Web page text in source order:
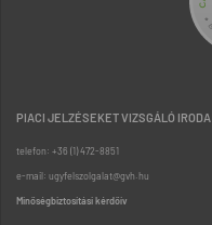
PIACI JELZÉSEKET VIZSGÁLÓ IRODA
telefon: +36 (1) 472-8851
e-mail: ugyfelszolgalat@gvh.hu
Minőségbiztosítási kérdőív